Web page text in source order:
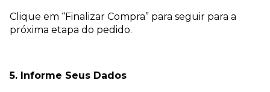
Clique em “Finalizar Compra” para seguir para a
próxima etapa do pedido.
5. Informe Seus Dados